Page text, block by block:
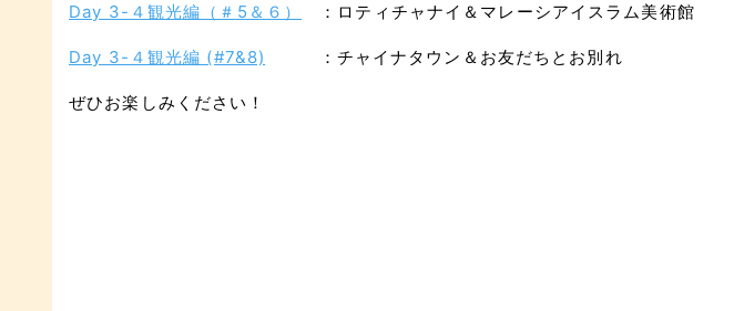
Day 3-４観光編（＃5＆６） ：ロティチャナイ＆マレーシアイスラム美術館
Day 3-４観光編 (#7&8) ：チャイナタウン＆お友だちとお別れ
ぜひお楽しみください！